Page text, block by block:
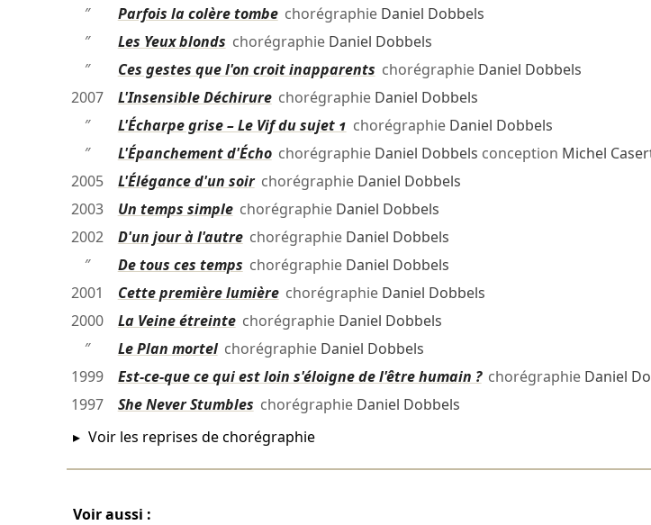
″
Parfois la colère tombechorégraphie Daniel Dobbels
″
Les Yeux blonds chorégraphie Daniel Dobbels
″
Ces gestes que l'on croit inapparents chorégraphie Daniel Dobbels
2007
L'Insensible Déchirurechorégraphie Daniel Dobbels
″
L'Écharpe grise – Le Vif du sujet 1 chorégraphie Daniel Dobbels
″
L'Épanchement d'Échochorégraphie Daniel Dobbels conception Michel
2005
L'Élégance d'un soirchorégraphie Daniel Dobbels
2003
Un temps simplechorégraphie Daniel Dobbels
2002
D'un jour à l'autrechorégraphie Daniel Dobbels
″
De tous ces temps chorégraphie Daniel Dobbels
2001
Cette première lumièrechorégraphie Daniel Dobbels
2000
La Veine étreintechorégraphie Daniel Dobbels
″
Le Plan mortelchorégraphie Daniel Dobbels
1999
Est-ce-que ce qui est loin s'éloigne de l'être humain ?chorégraphie Daniel
1997
She Never Stumbles chorégraphie Daniel Dobbels
Voir les reprises de chorégraphie
Voir aussi :